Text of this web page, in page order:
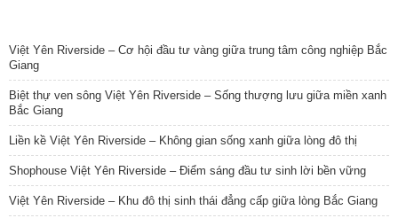
Việt Yên Riverside – Cơ hội đầu tư vàng giữa trung tâm công nghiệp Bắc
Giang
Biệt thự ven sông Việt Yên Riverside – Sống thượng lưu giữa miền xanh
Bắc Giang
Liền kề Việt Yên Riverside – Không gian sống xanh giữa lòng đô thị
Shophouse Việt Yên Riverside – Điểm sáng đầu tư sinh lời bền vững
Việt Yên Riverside – Khu đô thị sinh thái đẳng cấp giữa lòng Bắc Giang